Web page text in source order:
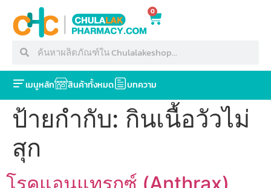
0
เมนูหลัก สินค้าทั้งหมด บทความ
ป้ายกำกับ: กินเนื้อวัวไม่
สุก